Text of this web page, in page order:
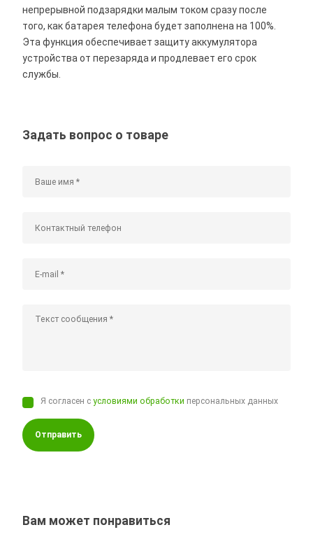
непрерывной подзарядки малым током сразу после
того, как батарея телефона будет заполнена на 100%.
Эта функция обеспечивает защиту аккумулятора
устройства от перезаряда и продлевает его срок
службы.
Задать вопрос о товаре
Я согласен сусловиями обработки персональных данных
Отправить
Вам может понравиться